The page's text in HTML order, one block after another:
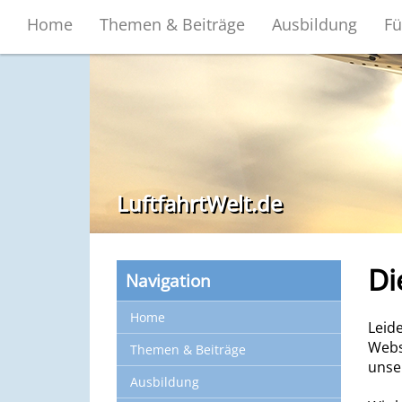
Home Themen & Beiträge Ausbildung
LuftfahrtWelt.de
Navigation
Home
Themen & Beiträge
Ausbildung